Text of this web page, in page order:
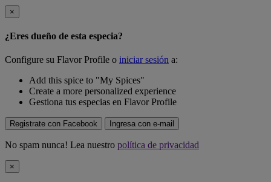
×
¿Eres dueño de esta especia?
Configure su Flavor Profile o iniciar sesión a:
Add this spice to "My Spices"
Create a more personalized experience
Gestiona tus especias en Flavor Profile
Registrate con Facebook Ingresa con e-mail
No spam nunca! Lea nuestro política de privacidad
×